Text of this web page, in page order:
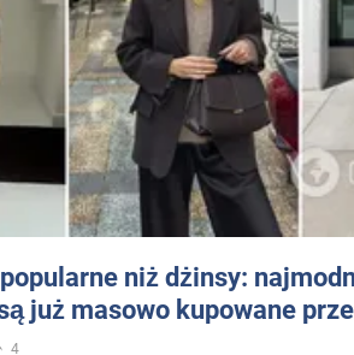
niż dżinsy:
już masowo kupowane
4